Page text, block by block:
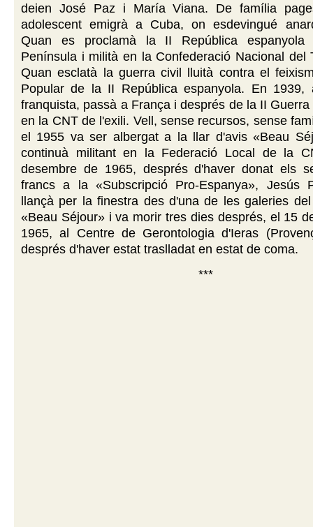
deien José Paz i María Viana. De família
adolescent emigrà a Cuba, on esdevingué
Quan es proclamà la II República
Península i milità en la Confederació Nacional del
Quan esclatà la guerra civil lluità contra el
Popular de la II República espanyola. En 1939,
franquista, passà a França i després de la II
en la CNT de l'exili. Vell, sense recursos, sense
el 1955 va ser albergat a la llar d'avis «Beau
continuà militant en la Federació Local de la
desembre de 1965, després d'haver donat els
francs a la «Subscripció Pro-Espanya», Jesús
llançà per la finestra des d'una de les galeries
«Beau Séjour» i va morir tres dies després, el 15
1965, al Centre de Gerontologia d'Ieras
després d'haver estat traslladat en estat de coma.
***